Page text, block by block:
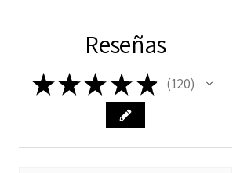
Reseñas
★★★ ★ ★ 120
120